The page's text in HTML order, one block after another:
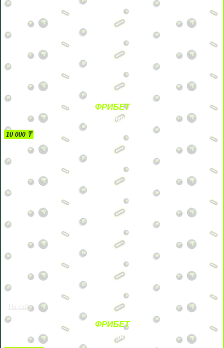
ФРИБЕТ
БЕЗ УСЛОВИЙ
10 000 ₸
На сайт
ФРИБЕТ
ЗА ДЕПОЗИТЫ